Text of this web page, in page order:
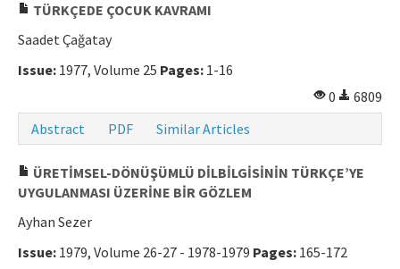
TÜRKÇEDE ÇOCUK KAVRAMI
Saadet Çağatay
Issue: 1977, Volume 25 Pages: 1-16
0
6809
Abstract
PDF Similar Articles
ÜRETİMSEL-DÖNÜŞÜMLÜ DİLBİLGİSİNİN TÜRKÇE’YE
UYGULANMASI ÜZERİNE BİR GÖZLEM
Ayhan Sezer
Issue: 1979, Volume 26-27 - 1978-1979 Pages: 165-172